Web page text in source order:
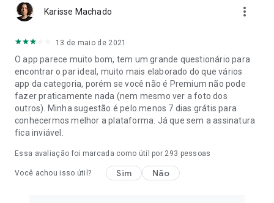
comprometer, de verdade, o eharmony é o lugar certo para
você." (Mashable)
longo prazo." (GQ)
COMECE SEU PRÓXIMO CAPÍTULO COM NOSSO APLICATIVO
DE NAMORO
A Assinatura Básica é a sua assinatura gratuita padrão ao se
cadastrar, onde você pode ganhar experiência em namoro
online e entender o aplicativo antes de atualizar para a
Premium. Algumas limitações podem ser aplicadas.
A Assinatura Premiumnão é gratuita, mas vale a pena. Ela
lhe dá acesso completo a todos os recursos e
funcionalidades do eharmony, tornando muito mais fácil
Karisse Machado more_vert
13 de maio de 2021
O app parece muito bom, tem um grande questionário para
encontrar o par ideal, muito mais elaborado do que vários
app da categoria, porém se você não é Premium não pode
fazer praticamente nada (nem mesmo ver a foto dos
outros). Minha sugestão é pelo menos 7 dias grátis para
conhecermos melhor a plataforma. Já que sem a assinatura
fica inviável.
Essa avaliação foi marcada como útil por 293 pessoas
Você achou isso útil? Sim Não